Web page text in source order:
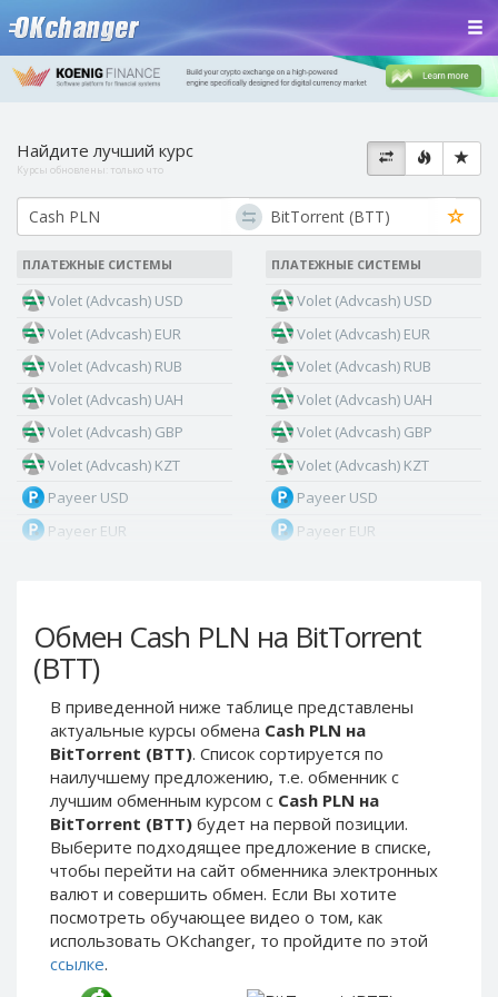
Обмен Cash PLN на BitTorrent
(BTT)
В приведенной ниже таблице представлены
актуальные курсы обмена Cash PLN на
BitTorrent (BTT). Список сортируется по
наилучшему предложению, т.е. обменник с
лучшим обменным курсом с Cash PLN на
BitTorrent (BTT) будет на первой позиции.
Выберите подходящее предложение в списке,
чтобы перейти на сайт обменника электронных
валют и совершить обмен. Если Вы хотите
посмотреть обучающее видео о том, как
использовать OKchanger, то пройдите по этой
ссылке.
Найдите лучший курс
Курсы обновлены: только что
ПЛАТЕЖНЫЕ СИСТЕМЫ
Volet (Advcash) USD
Volet (Advcash) EUR
Volet (Advcash) RUB
Volet (Advcash) UAH
Volet (Advcash) GBP
Volet (Advcash) KZT
Payeer USD
Payeer EUR
Payeer Tether ERC20
(USDT)
Payeer UAH
ЮMoney RUB
ЮMoney KZT
PayPal USD
PayPal EUR
PayPal GBP
PayPal CAD
PayPal AUD
PayPal RUB
PayPal CZK
ПЛАТЕЖНЫЕ СИСТЕМЫ
Volet (Advcash) USD
Volet (Advcash) EUR
Volet (Advcash) RUB
Volet (Advcash) UAH
Volet (Advcash) GBP
Volet (Advcash) KZT
Payeer USD
Payeer EUR
Payeer Tether ERC20
(USDT)
ЮMoney RUB
ЮMoney KZT
PayPal USD
PayPal EUR
PayPal GBP
PayPal CAD
PayPal AUD
PayPal RUB